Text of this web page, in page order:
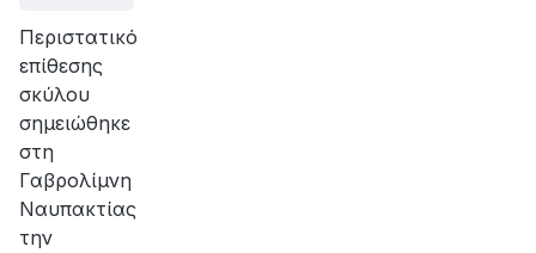
Περιστατικό
επίθεσης
σκύλου
σημειώθηκε
στη
Γαβρολίμνη
Ναυπακτίας
την